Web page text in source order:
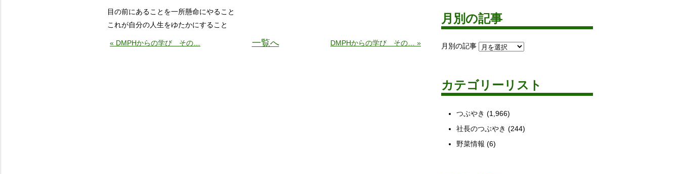
目の前にあることを一所懸命にやること
これが自分の人生をゆたかにすること
« DMPHからの学び その… 一覧へ DMPHからの学び その… »
月別の記事
月別の記事
カテゴリーリスト
つぶやき (1,966)
社長のつぶやき (244)
野菜情報 (6)